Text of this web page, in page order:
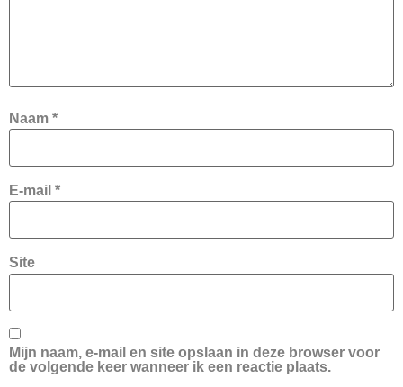
Naam *
E-mail *
Site
Mijn naam, e-mail en site opslaan in deze browser voor
de volgende keer wanneer ik een reactie plaats.